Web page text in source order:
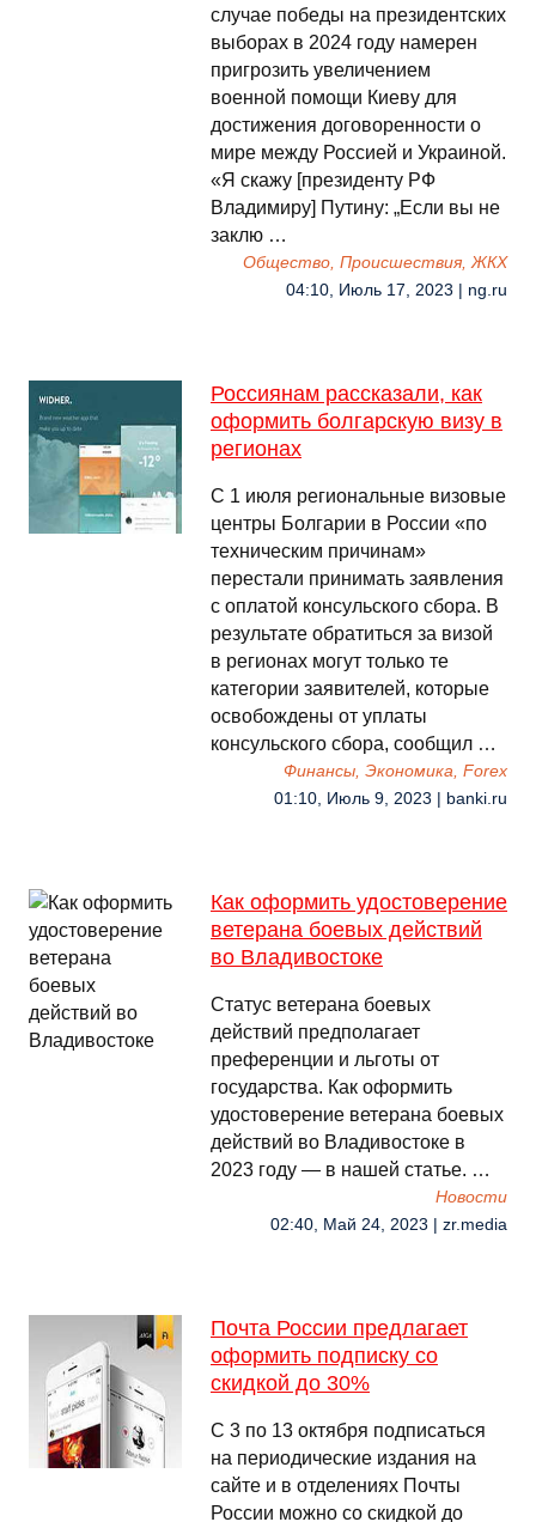
случае победы на президентских
выборах в 2024 году намерен
пригрозить увеличением
военной помощи Киеву для
достижения договоренности о
мире между Россией и Украиной.
«Я скажу [президенту РФ
Владимиру] Путину: „Если вы не
заклю …
Общество, Происшествия, ЖКХ
04:10, Июль 17, 2023 | ng.ru
Россиянам рассказали, как
оформить болгарскую визу в
регионах
С 1 июля региональные визовые
центры Болгарии в России «по
техническим причинам»
перестали принимать заявления
с оплатой консульского сбора. В
результате обратиться за визой
в регионах могут только те
категории заявителей, которые
освобождены от уплаты
консульского сбора, сообщил …
Финансы, Экономика, Forex
01:10, Июль 9, 2023 | banki.ru
Как оформить удостоверение
ветерана боевых действий
во Владивостоке
Статус ветерана боевых
действий предполагает
преференции и льготы от
государства. Как оформить
удостоверение ветерана боевых
действий во Владивостоке в
2023 году — в нашей статье. …
Новости
02:40, Май 24, 2023 | zr.media
Почта России предлагает
оформить подписку со
скидкой до 30%
С 3 по 13 октября подписаться
на периодические издания на
сайте и в отделениях Почты
России можно со скидкой до